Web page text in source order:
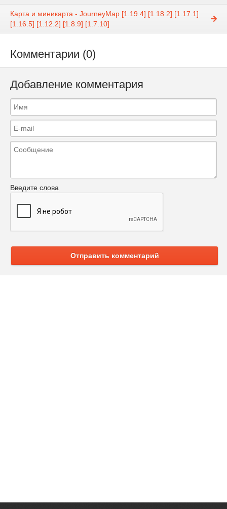
Карта и миникарта - JourneyMap [1.19.4] [1.18.2] [1.17.1]
[1.16.5] [1.12.2] [1.8.9] [1.7.10]
Комментарии (0)
Добавление комментария
Введите слова
Отправить комментарий